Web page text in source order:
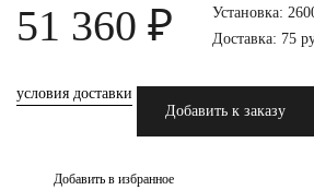
51 360 ₽
Установка:
Доставка: 75
условия доставки
Добавить к заказу
Добавить в избранное